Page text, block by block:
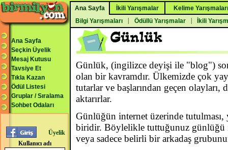
Ana Sayfa İkili Yarışmalar
Kelime Yarışmaları
Bilgi Yarışmaları
Ödüllü Yarışmalar İkili
Ana Sayfa
Seçkin Üyelik
Mesaj Kutusu
Tavsiye Et
Tıkla Kazan
Ödül Listesi
Gruplar / Sıralama
Sohbet Odaları
Üyelik
Kullanıcı adı
Günlük, (ingilizce deyişi ile "blog")
olan bir kavramdır. Ülkemizde çok
tutarlar ve başlarından geçen
aktarırlar.
Günlüğün internet üzerinde
biridir. Böylelikle tuttuğunuz günlüğü
veya sadece belirli bir arkadaş